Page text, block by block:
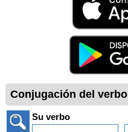
Conjugación del verbo
Su verbo